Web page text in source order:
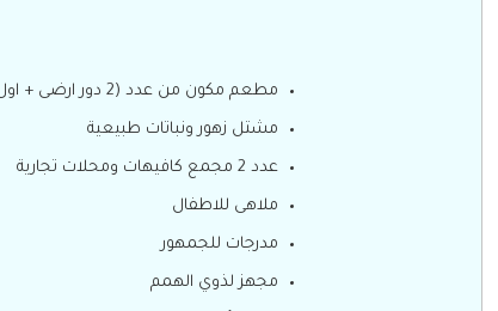
مطعم مكون من عدد (2 دور ارضى + اول)
مشتل زهور ونباتات طبيعية
عدد 2 مجمع كافيهات ومحلات تجارية
ملاهى للاطفال
مدرجات للجمهور
مجهز لذوي الهمم